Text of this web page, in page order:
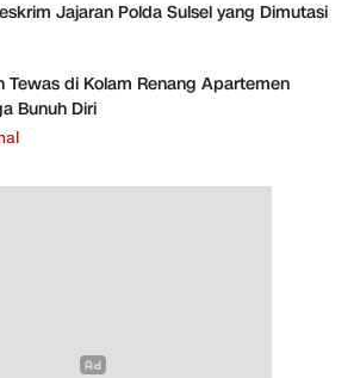
Jajaran Polda Sulsel yang Dimutasi
Tewas di Kolam Renang Apartemen
Bunuh Diri